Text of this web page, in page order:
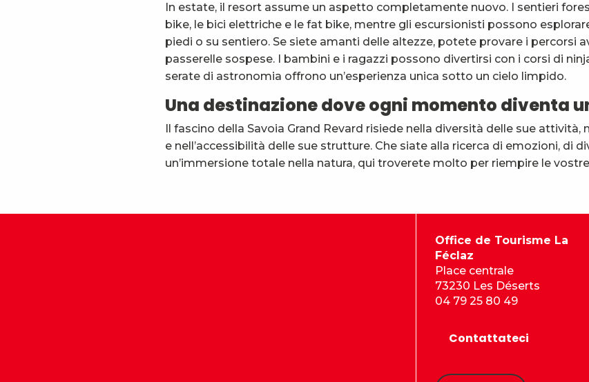
In estate, il resort assume un aspetto completamente nuovo. I sentieri
bike, le bici elettriche e le fat bike, mentre gli escursionisti possono
piedi o su sentiero. Se siete amanti delle altezze, potete provare i percorsi
passerelle sospese. I bambini e i ragazzi possono divertirsi con i corsi di
serate di astronomia offrono un’esperienza unica sotto un cielo limpido.
Una destinazione dove ogni momento diventa
Il fascino della Savoia Grand Revard risiede nella diversità delle sue attività,
e nell’accessibilità delle sue strutture. Che siate alla ricerca di emozioni, di
un’immersione totale nella natura, qui troverete molto per riempire le
Office de Tourisme La
Féclaz
Place centrale
73230 Les Déserts
04 79 25 80 49
Contattateci